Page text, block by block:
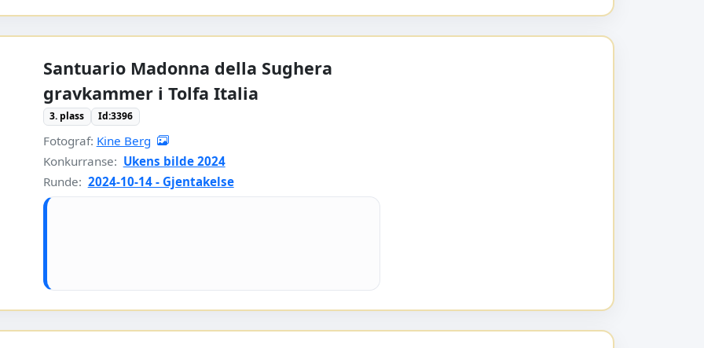
Santuario Madonna della Sughera
gravkammer i Tolfa Italia
3. plass Id:3396
Fotograf: Kine Berg
Konkurranse: Ukens bilde 2024
Runde: 2024-10-14 - Gjentakelse